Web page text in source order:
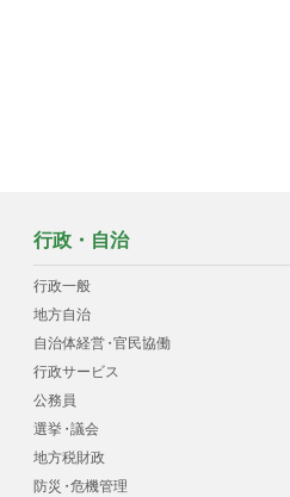
行政・自治
行政一般
地方自治
自治体経営・官民協働
行政サービス
公務員
選挙・議会
地方税財政
防災・危機管理